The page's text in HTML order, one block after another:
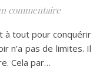
commentaire
n’a pas de limites. Il
Cela par…